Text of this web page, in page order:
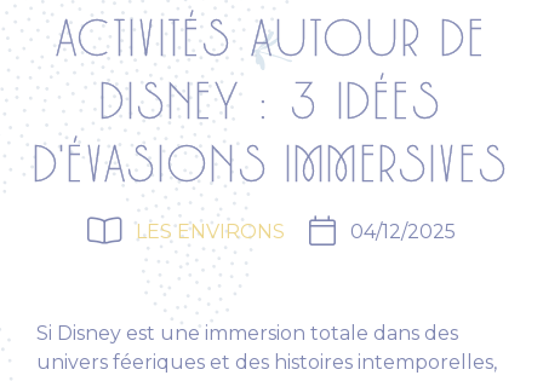
ACTIVITÉS AUTOUR DE
DISNEY : 3 IDÉES
D'ÉVASIONS IMMERSIVES
LES ENVIRONS 04/12/2025
Si Disney est une immersion totale dans des
univers féeriques et des histoires intemporelles,